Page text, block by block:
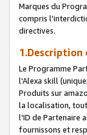
Marques du
compris
directives.
1.Description
Le Programme
l'Alexa skill
Produits sur
la localisation,
l'ID de Partenaire
fournissons et